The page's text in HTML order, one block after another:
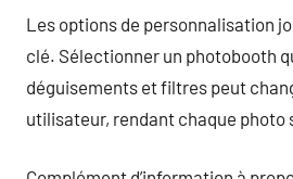
Les options de personnalisation
clé. Sélectionner un photobooth
déguisements et filtres peut
utilisateur, rendant chaque photo